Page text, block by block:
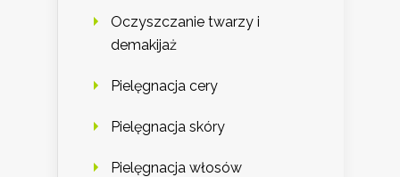
Oczyszczanie twarzy i
demakijaż
Pielęgnacja cery
Pielęgnacja skóry
Pielęgnacja włosów